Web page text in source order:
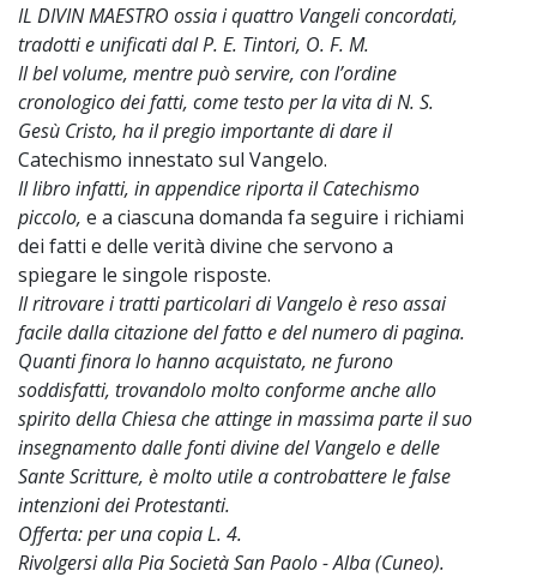
IL DIVIN MAESTRO ossia i quattro Vangeli concordati,
tradotti e unificati dal P. E. Tintori, O. F. M.
Il bel volume, mentre può servire, con l’ordine
cronologico dei fatti, come testo per la vita di N. S.
Gesù Cristo, ha il pregio importante di dare il
Catechismo innestato sul Vangelo.
Il libro infatti, in appendice riporta il Catechismo
piccolo, e a ciascuna domanda fa seguire i richiami
dei fatti e delle verità divine che servono a
spiegare le singole risposte.
Il ritrovare i tratti particolari di Vangelo è reso assai
facile dalla citazione del fatto e del numero di pagina.
Quanti finora lo hanno acquistato, ne furono
soddisfatti, trovandolo molto conforme anche allo
spirito della Chiesa che attinge in massima parte il suo
insegnamento dalle fonti divine del Vangelo e delle
Sante Scritture, è molto utile a controbattere le false
intenzioni dei Protestanti.
Offerta: per una copia L. 4.
Rivolgersi alla Pia Società San Paolo - Alba (Cuneo).